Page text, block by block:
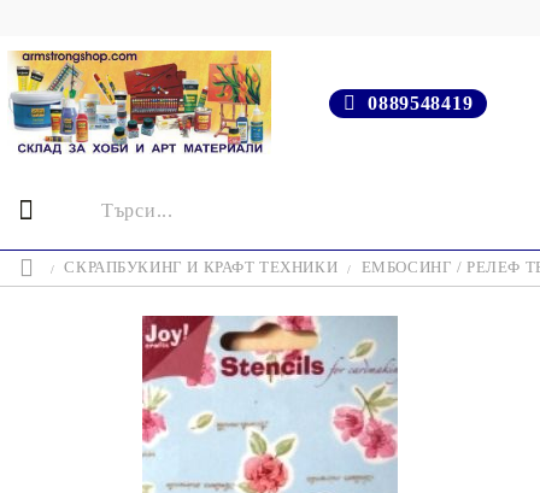
0889548419
СКРАПБУКИНГ И КРАФТ ТЕХНИКИ ЕМБОСИНГ / РЕЛЕФ